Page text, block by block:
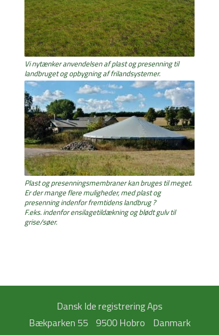
Vi nytænker anvendelsen af plast og presenning til
landbruget og opbygning af frilandsystemer.
Plast og presenningsmembraner kan bruges til meget.
Er der mange flere muligheder, med plast og
presenning indenfor fremtidens landbrug ?
F.eks. indenfor ensilagetildækning og blødt gulv til
grise/søer.
Dansk Ide registrering Aps
Bækparken 55 9500 Hobro
Danmark